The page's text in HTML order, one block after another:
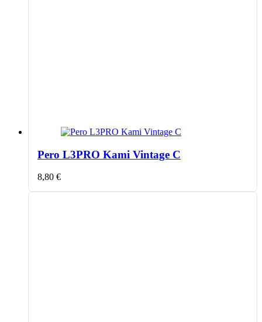
Pero L3PRO Kami Vintage C
8,80 €